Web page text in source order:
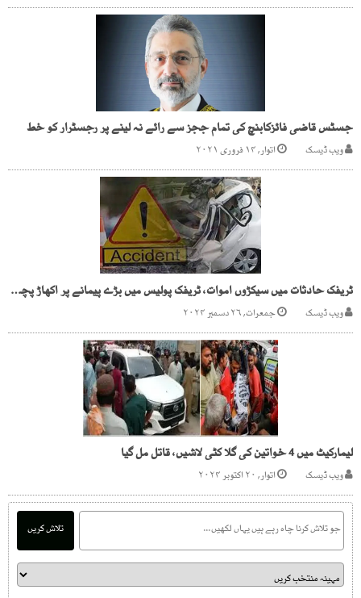
جسٹس قاضی فائزکابنچ کی تمام ججز سے رائے نہ لینے پر رجسٹرار کو خط
ویب ڈیسک اتوار, ۱۴ فروری ۲۰۲۱
ٹریفک حادثات میں سیکڑوں اموات، ٹریفک پولیس میں بڑے پیمانے پر اکھاڑ پچھاڑ
ویب ڈیسک جمعرات, ۲۶ دسمبر ۲۰۲۴
لیمارکیٹ میں 4 خواتین کی گلا کٹی لاشیں، قاتل مل گیا
ویب ڈیسک اتوار, ۲۰ اکتوبر ۲۰۲۴
تلاش کریں